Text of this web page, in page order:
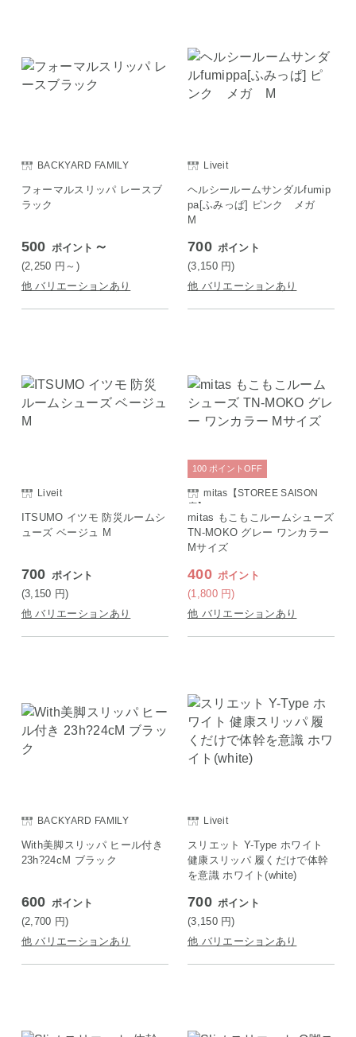
BACKYARD FAMILY
フォーマルスリッパ レースブ
ラック
500 ポイント ～
(2,250 円 ～)
他 バリエーションあり
Liveit
ヘルシールームサンダルfumip
pa[ふみっぱ] ピンク メガ
M
700 ポイント
(3,150 円)
他 バリエーションあり
Liveit
ITSUMO イツモ 防災ルームシ
ューズ ベージュ M
700 ポイント
(3,150 円)
他 バリエーションあり
mitas【STOREE SAISON
店】
mitas もこもこルームシューズ
TN-MOKO グレー ワンカラー
Mサイズ
400 ポイント
(1,800 円)
100 ポイント OFF
他 バリエーションあり
BACKYARD FAMILY
With美脚スリッパ ヒール付き
23h?24cM ブラック
600 ポイント
(2,700 円)
他 バリエーションあり
Liveit
スリエット Y-Type ホワイト
健康スリッパ 履くだけで体幹
を意識 ホワイト(white)
700 ポイント
(3,150 円)
他 バリエーションあり